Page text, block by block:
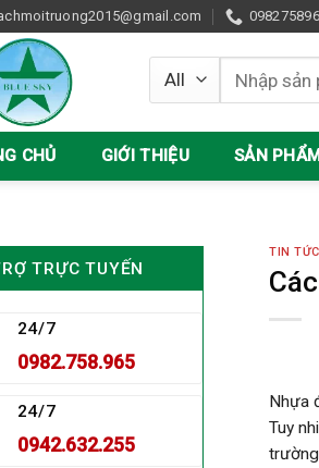
Tìm
kiếm:
CHỦ GIỚI THIỆU SẢN
TRỰC TUYẾN
24/7
0982.758.965
24/7
0942.632.255
TIN TỨC
Nhựa
Tuy